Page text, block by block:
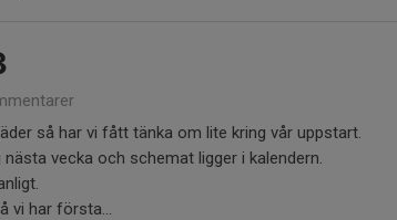
så har vi fått tänka om lite kring vår uppstart.
vecka och schemat ligger i kalendern.
vi har första...